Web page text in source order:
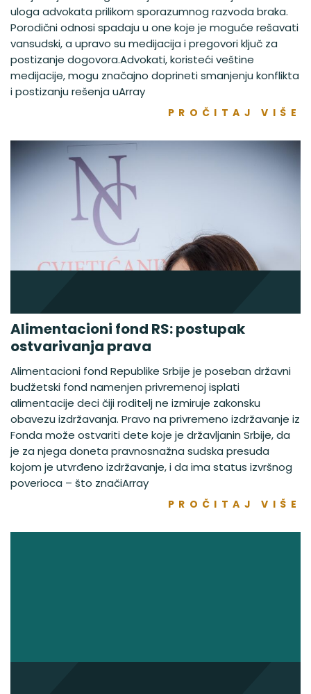
uloga advokata prilikom sporazumnog razvoda braka.
Porodični odnosi spadaju u one koje je moguće rešavati
vansudski, a upravo su medijacija i pregovori ključ za
postizanje dogovora.Advokati, koristeći veštine
medijacije, mogu značajno doprineti smanjenju konflikta
i postizanju rešenja uArray
PROČITAJ VIŠE
Alimentacioni fond RS: postupak
ostvarivanja prava
Alimentacioni fond Republike Srbije je poseban državni
budžetski fond namenjen privremenoj isplati
alimentacije deci čiji roditelj ne izmiruje zakonsku
obavezu izdržavanja. Pravo na privremeno izdržavanje iz
Fonda može ostvariti dete koje je državljanin Srbije, da
je za njega doneta pravnosnažna sudska presuda
kojom je utvrđeno izdržavanje, i da ima status izvršnog
poverioca – što značiArray
PROČITAJ VIŠE